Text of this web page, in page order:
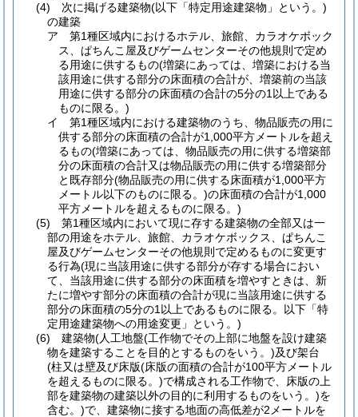
(4)
次に掲げる建築物(以下「特定用途建築物」という。)
の建築
ア
第1種区域内におけるホテル、旅館、カラオケボック
ス、ぱちんこ屋及びゲームセンターその他規則で定め
る用途に供するもの(増築にあっては、増築における当
該用途に供する部分の床面積の合計が、増築前の当該
用途に供する部分の床面積の合計の5分の1以上である
ものに限る。)
イ
第1種区域内における建築物のうち、物品販売の用に
供する部分の床面積の合計が1,000平方メートルを超え
るもの(増築にあっては、物品販売の用に供する増築部
分の床面積の合計又は物品販売の用に供する増築部分
と既存部分(物品販売の用に供する床面積が1,000平方
メートル以下のものに限る。)の床面積の合計が1,000
平方メートルを超えるものに限る。)
(5)
第1種区域内において現に存する建築物の全部又は一
部の用途をホテル、旅館、カラオケボックス、ぱちんこ
屋及びゲームセンターその他規則で定めるものに変更す
る行為(現に当該用途に供する部分が存する場合におい
て、当該用途に供する部分の床面積を増やすときは、新
たに増やす部分の床面積の合計が現に当該用途に供する
部分の床面積の5分の1以上であるものに限る。以下「特
定用途建築物への用途変更」という。)
(6)
建築物(人工地盤(工作物でその上部に地盤を設け建築
物を建築することを目的とするものをいう。)及び架台
(柱又は壁及び床版(床版の面積の合計が100平方メートル
を超えるものに限る。)で構成される工作物で、床版の上
部を建築物の建築以外の目的に利用するものをいう。)を
含む。)で、建築物に接する地面の高低差が2メートルを